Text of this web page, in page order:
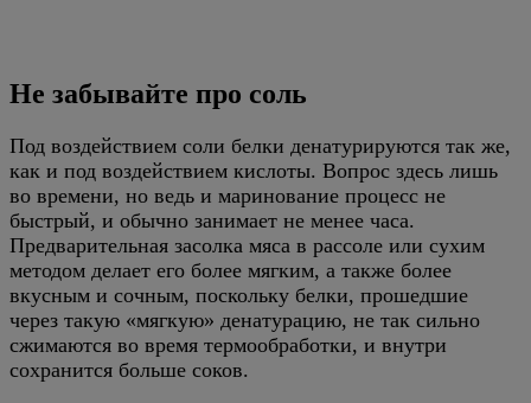
Не забывайте про соль
Под воздействием соли белки денатурируются так же,
как и под воздействием кислоты. Вопрос здесь лишь
во времени, но ведь и маринование процесс не
быстрый, и обычно занимает не менее часа.
Предварительная засолка мяса в рассоле или сухим
методом делает его более мягким, а также более
вкусным и сочным, поскольку белки, прошедшие
через такую «мягкую» денатурацию, не так сильно
сжимаются во время термообработки, и внутри
сохранится больше соков.